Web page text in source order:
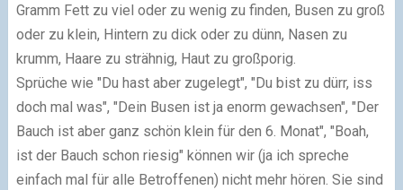
Gramm Fett zu viel oder zu wenig zu finden, Busen zu groß
oder zu klein, Hintern zu dick oder zu dünn, Nasen zu
krumm, Haare zu strähnig, Haut zu großporig.
Sprüche wie "Du hast aber zugelegt", "Du bist zu dürr, iss
doch mal was", "Dein Busen ist ja enorm gewachsen", "Der
Bauch ist aber ganz schön klein für den 6. Monat", "Boah,
ist der Bauch schon riesig" können wir (ja ich spreche
einfach mal für alle Betroffenen) nicht mehr hören. Sie sind